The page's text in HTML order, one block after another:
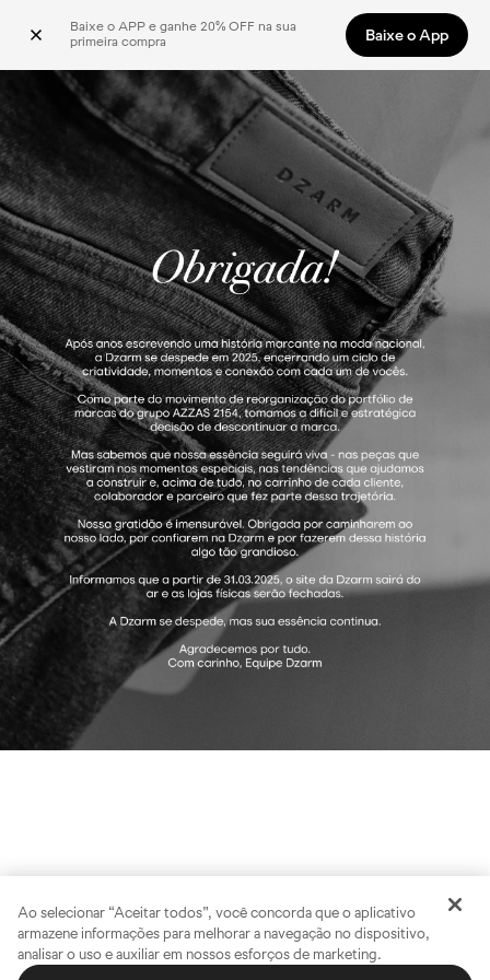
Baixe o APP e ganhe 20% OFF na sua
primeira compra
Baixe o App
Ao selecionar “Aceitar todos”, você concorda que o aplicativo
armazene informações para melhorar a navegação no dispositivo,
analisar o uso e auxiliar em nossos esforços de marketing.